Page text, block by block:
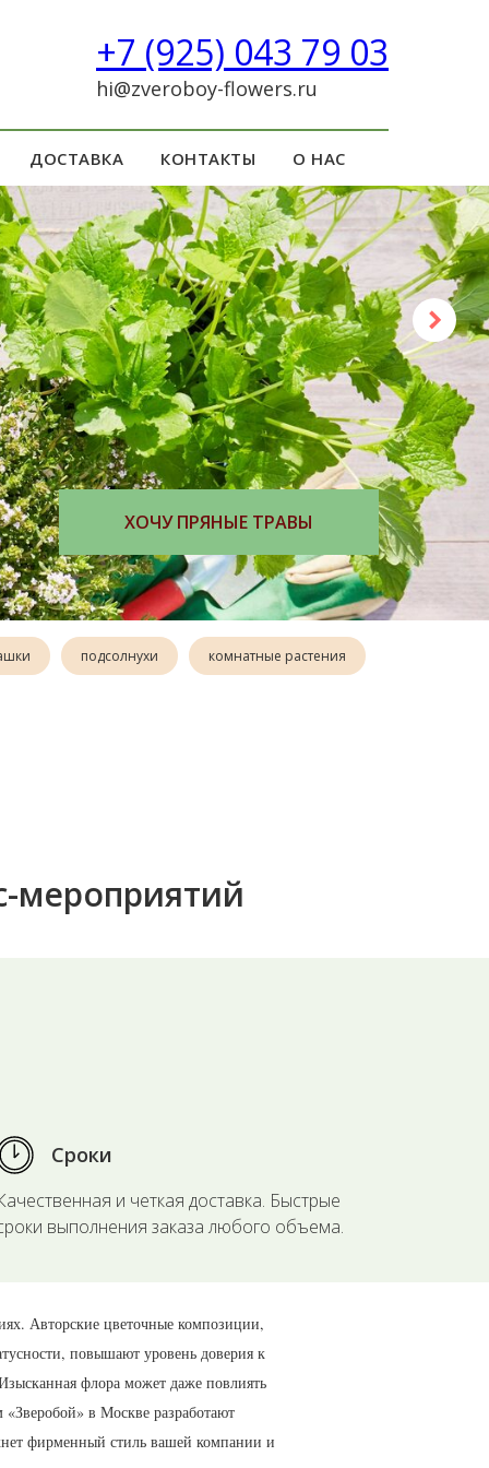
+7 (925) 043 79 03
hi@zveroboy-flowers.ru
ДОСТАВКА КОНТАКТЫ О НАС
ЗАКАЗАТЬ КНИГУ
подсолнухи комнатные растения
мероприятий
Сроки
и четкая доставка. Быстрые
выполнения заказа любого объема.
Авторские цветочные композиции,
повышают уровень доверия к
флора может даже повлиять
в Москве разработают
фирменный стиль вашей компании и